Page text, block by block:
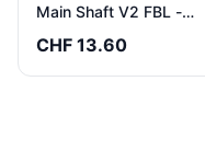
Main Shaft V2 FBL -
CHF 13.60